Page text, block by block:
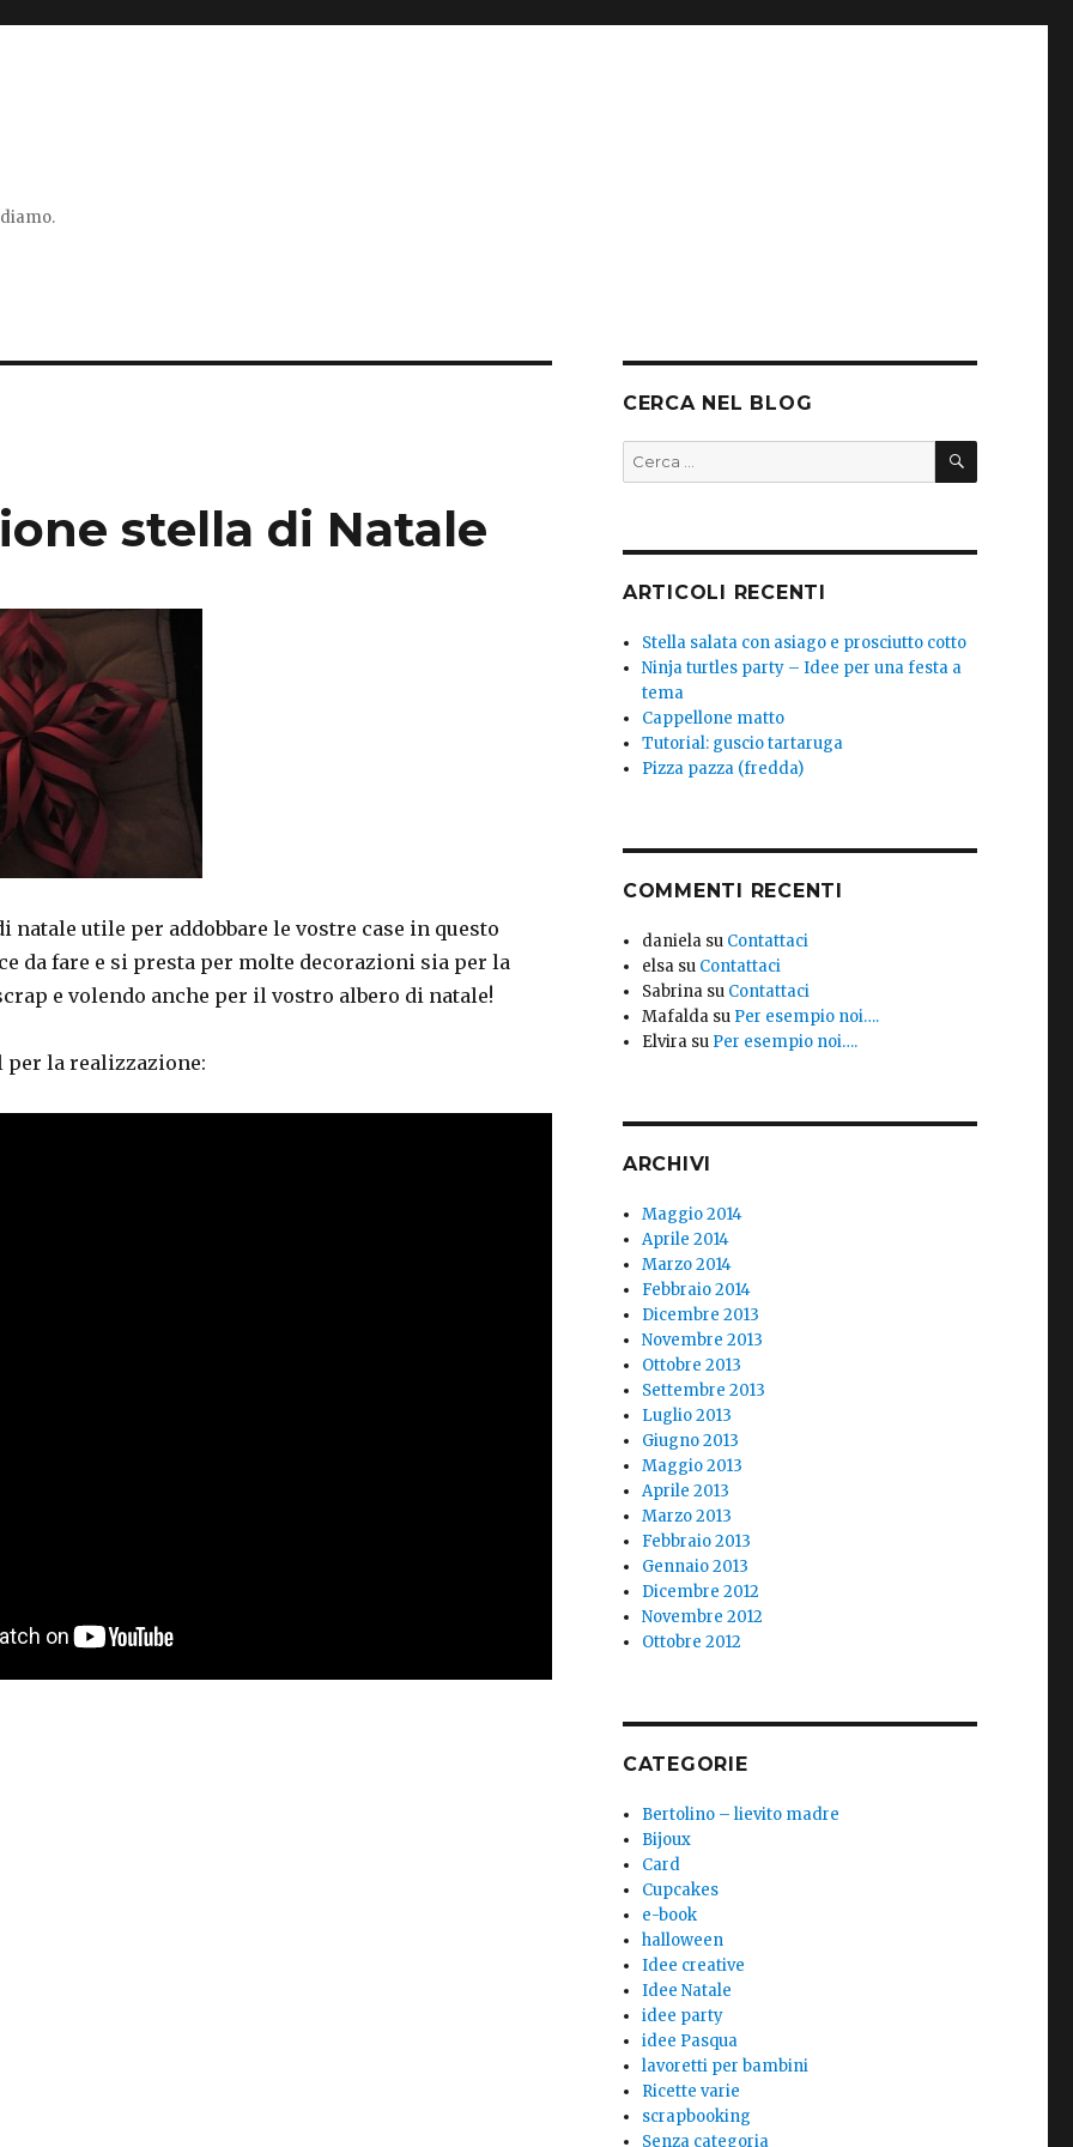
stella di Natale
natale utile per addobbare le vostre case in questo
da fare e si presta per molte decorazioni sia per la
e volendo anche per il vostro albero di natale!
per la realizzazione:
CERCA NEL BLOG
Cerca: CERCA
ARTICOLI RECENTI
Stella salata con asiago e prosciutto cotto
Ninja turtles party – Idee per una festa a
tema
Cappellone matto
Tutorial: guscio tartaruga
Pizza pazza (fredda)
COMMENTI RECENTI
daniela su Contattaci
elsa su Contattaci
Sabrina su Contattaci
Mafalda su Per esempio noi….
Elvira su Per esempio noi….
ARCHIVI
Maggio 2014
Aprile 2014
Marzo 2014
Febbraio 2014
Dicembre 2013
Novembre 2013
Ottobre 2013
Settembre 2013
Luglio 2013
Giugno 2013
Maggio 2013
Aprile 2013
Marzo 2013
Febbraio 2013
Gennaio 2013
Dicembre 2012
Novembre 2012
Ottobre 2012
CATEGORIE
Bertolino – lievito madre
Bijoux
Card
Cupcakes
e-book
halloween
Idee creative
Idee Natale
idee party
idee Pasqua
lavoretti per bambini
Ricette varie
scrapbooking
Senza categoria